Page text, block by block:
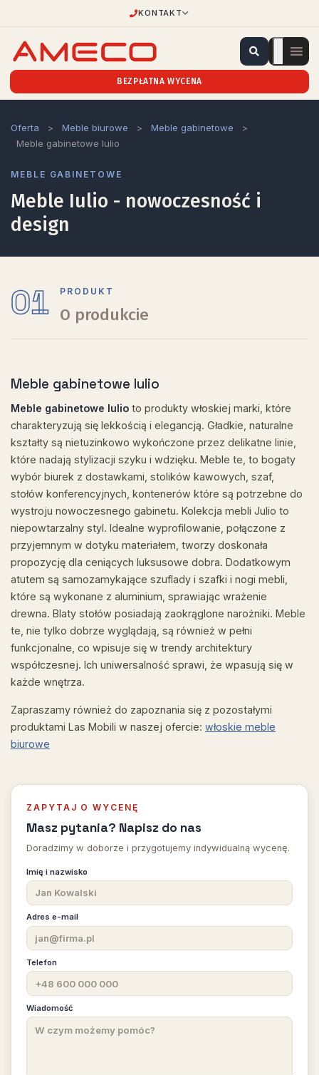
KONTAKT
BEZPŁATNA WYCENA
Oferta > Meble biurowe > Meble gabinetowe
>
Meble gabinetowe Iulio
MEBLE GABINETOWE
Meble Iulio - nowoczesność i
design
01 PRODUKT
O produkcie
Meble gabinetowe Iulio
Meble gabinetowe Iulio to produkty włoskiej marki, które
charakteryzują się lekkością i elegancją. Gładkie, naturalne
kształty są nietuzinkowo wykończone przez delikatne linie,
które nadają stylizacji szyku i wdzięku. Meble te, to bogaty
wybór biurek z dostawkami, stolików kawowych, szaf,
stołów konferencyjnych, kontenerów które są potrzebne do
wystroju nowoczesnego gabinetu. Kolekcja mebli Julio to
niepowtarzalny styl. Idealne wyprofilowanie, połączone z
przyjemnym w dotyku materiałem, tworzy doskonała
propozycję dla ceniących luksusowe dobra. Dodatkowym
atutem są samozamykające szuflady i szafki i nogi mebli,
które są wykonane z aluminium, sprawiając wrażenie
drewna. Blaty stołów posiadają zaokrąglone narożniki. Meble
te, nie tylko dobrze wyglądają, są również w pełni
funkcjonalne, co wpisuje się w trendy architektury
współczesnej. Ich uniwersalność sprawi, że wpasują się w
każde wnętrza.
Zapraszamy również do zapoznania się z pozostałymi
produktami Las Mobili w naszej ofercie: włoskie meble
biurowe
ZAPYTAJ O WYCENĘ
Masz pytania? Napisz do nas
Doradzimy w doborze i przygotujemy indywidualną wycenę.
Imię i nazwisko
Adres e-mail
Telefon
Wiadomość